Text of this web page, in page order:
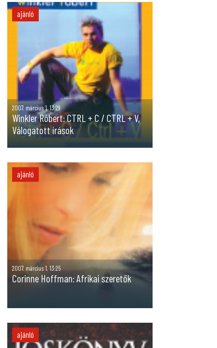
ajánló
2007. március 1. 13:29
Winkler Róbert: CTRL + C / CTRL + V,
Válogatott írások
ajánló
2007. március 1. 13:25
Corinne Hoffman: Afrikai szeretők
ajánló